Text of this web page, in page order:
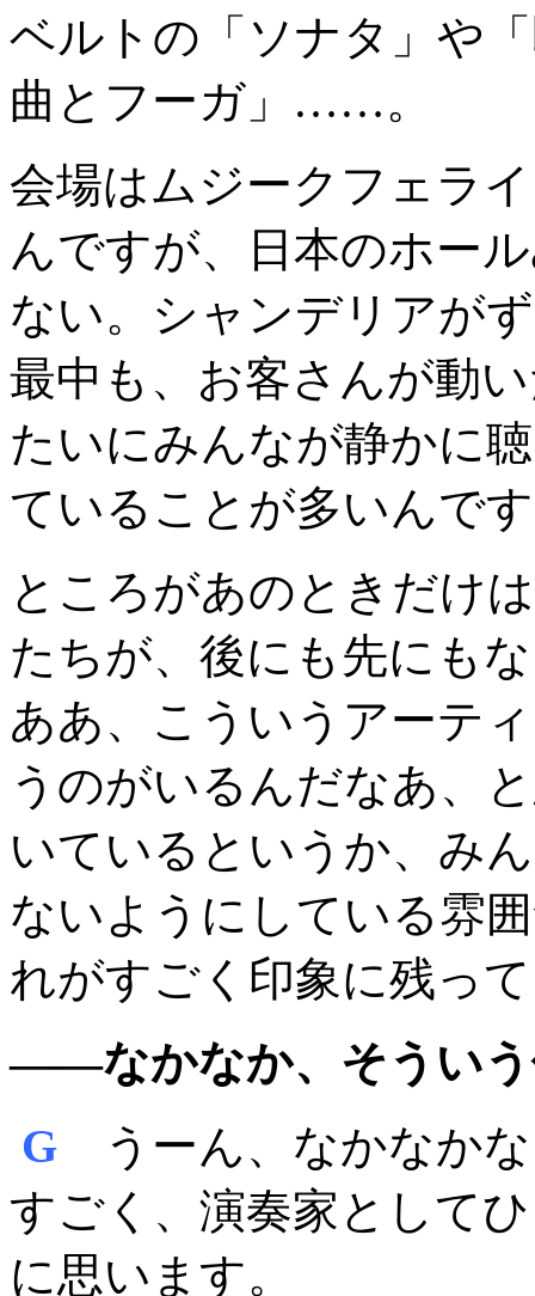
ベルトの「ソナタ」や
曲とフーガ」……。
会場はムジークフェラ
んですが、日本のホー
ない。シャンデリアが
最中も、お客さんが動
たいにみんなが静かに
ていることが多いんで
ところがあのときだけ
たちが、後にも先にも
ああ、こういうアーテ
うのがいるんだなあ、
いているというか、み
ないようにしている雰
れがすごく印象に残っ
――なかなか、そういう
G うーん、なかなか
すごく、演奏家として
に思います。